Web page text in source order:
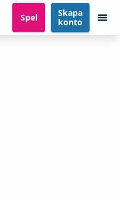
Spel
Skapa
konto